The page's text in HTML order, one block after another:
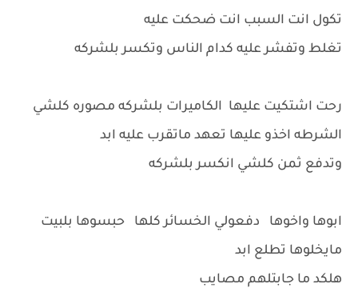
تكول انت السبب انت ضحكت عليه
تغلط وتفشر عليه كدام الناس وتكسر بلشركه
رحت اشتكيت عليها الكاميرات بلشركه مصوره كلشي
الشرطه اخذو عليها تعهد ماتقرب عليه ابد
وتدفع ثمن كلشي انكسر بلشركه
ابوها واخوها دفعولي الخسائر كلها حبسوها بلبيت
مايخلوها تطلع ابد
هلكد ما جابتلهم مصايب